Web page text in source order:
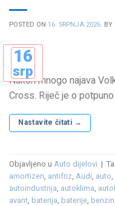
POSTED ON 16. SRPNJA 2026. BY
16
srp
Nakon mnogo najava
Cross. Riječ je o
Nastavite čitati →
Objavljeno u Auto dijelovi |
amortizeri, antifriz, Audi, auto,
autoindustrija, autoklima,
avant, baterija, baterije, benzin,